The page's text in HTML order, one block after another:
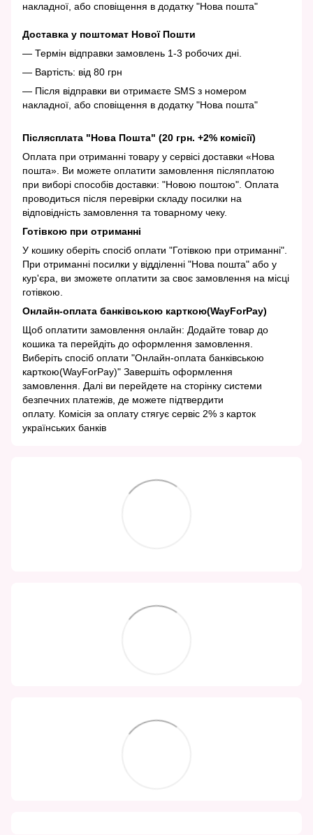
накладної, або сповіщення в додатку "Нова пошта"
Доставка у поштомат Нової Пошти
— Термін відправки замовлень 1-3 робочих дні.
— Вартість: від 80 грн
— Після відправки ви отримаєте SMS з номером
накладної, або сповіщення в додатку "Нова пошта"
Післясплата "Нова Пошта" (20 грн. +2% комісії)
Оплата при отриманні товару у сервісі доставки «Нова
пошта». Ви можете оплатити замовлення післяплатою
при виборі способів доставки: "Новою поштою". Оплата
проводиться після перевірки складу посилки на
відповідність замовлення та товарному чеку.
Готівкою при отриманні
У кошику оберіть спосіб оплати "Готівкою при отриманні".
При отриманні посилки у відділенні "Нова пошта" або у
кур'єра, ви зможете оплатити за своє замовлення на місці
готівкою.
Онлайн-оплата банківською карткою(WayForPay)
Щоб оплатити замовлення онлайн: Додайте товар до
кошика та перейдіть до оформлення замовлення.
Виберіть спосіб оплати "Онлайн-оплата банківською
карткою(WayForPay)" Завершіть оформлення
замовлення. Далі ви перейдете на сторінку системи
безпечних платежів, де можете підтвердити
оплату. Комісія за оплату стягує сервіс 2% з карток
українських банків